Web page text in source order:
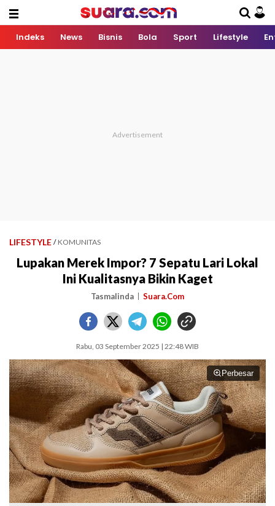
Indeks News Bisnis Bola Sport Lifestyle
LIFESTYLE / KOMUNITAS
Lupakan Merek Impor? 7 Sepatu Lari Lokal
Ini Kualitasnya Bikin Kaget
Tasmalinda Suara.Com
Rabu, 03 September 2025 | 22:48 WIB
Perbesar